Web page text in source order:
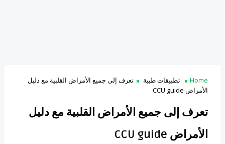
Home تطبيقات طبية
تعرف إلى جميع الأمراض القلبية مع دليل
الأمراض CCU guide
تعرف إلى جميع الأمراض القلبية مع دليل
الأمراض CCU guide